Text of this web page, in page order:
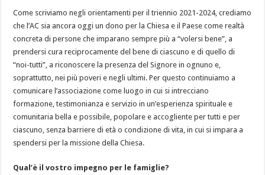
Come scriviamo negli orientamenti per il triennio 2021-2024, crediamo
che l’AC sia ancora oggi un dono per la Chiesa e il Paese come realtà
concreta di persone che imparano sempre più a “volersi bene”, a
prendersi cura reciprocamente del bene di ciascuno e di quello di
“noi-tutti”, a riconoscere la presenza del Signore in ognuno e,
soprattutto, nei più poveri e negli ultimi. Per questo continuiamo a
comunicare l’associazione come luogo in cui si intrecciano
formazione, testimonianza e servizio in un’esperienza spirituale e
comunitaria bella e possibile, popolare e accogliente per tutti e per
ciascuno, senza barriere di età o condizione di vita, in cui si impara a
spendersi per la missione della Chiesa.
Qual’è il vostro impegno per le famiglie?